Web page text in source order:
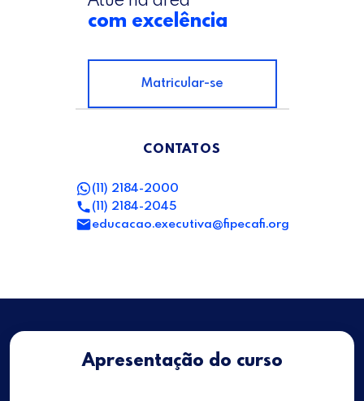
com excelência
Matricular-se
CONTATOS
(11) 2184-2000
(11) 2184-2045
educacao.executiva@fipecafi.org
Apresentação do curso